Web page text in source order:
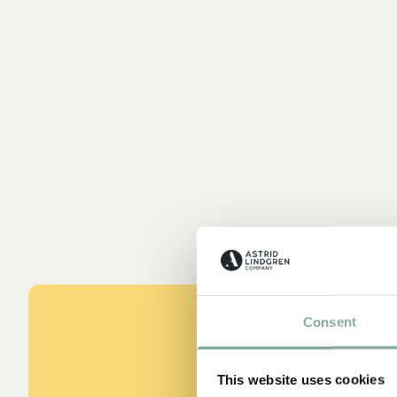
Consent
This website uses cookies